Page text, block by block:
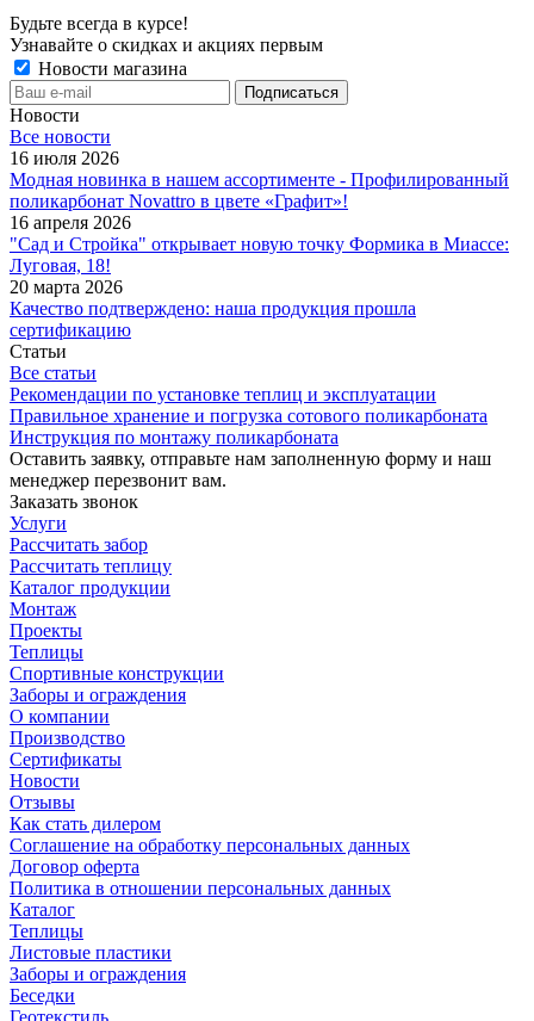
Будьте всегда в курсе!
Узнавайте о скидках и акциях первым
Новости магазина
Новости
Все новости
16 июля 2026
Модная новинка в нашем ассортименте - Профилированный
поликарбонат Novattro в цвете «Графит»!
16 апреля 2026
"Сад и Стройка" открывает новую точку Формика в Миассе:
Луговая, 18!
20 марта 2026
Качество подтверждено: наша продукция прошла
сертификацию
Статьи
Все статьи
Рекомендации по установке теплиц и эксплуатации
Правильное хранение и погрузка сотового поликарбоната
Инструкция по монтажу поликарбоната
Оставить заявку, отправьте нам заполненную форму и наш
менеджер перезвонит вам.
Заказать звонок
Услуги
Рассчитать забор
Рассчитать теплицу
Каталог продукции
Монтаж
Проекты
Теплицы
Спортивные конструкции
Заборы и ограждения
О компании
Производство
Сертификаты
Новости
Отзывы
Как стать дилером
Соглашение на обработку персональных данных
Договор оферта
Политика в отношении персональных данных
Каталог
Теплицы
Листовые пластики
Заборы и ограждения
Беседки
Геотекстиль